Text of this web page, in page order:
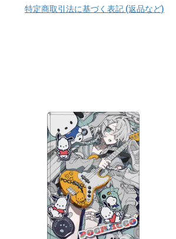
特定商取引法に基づく表記 (返品など)